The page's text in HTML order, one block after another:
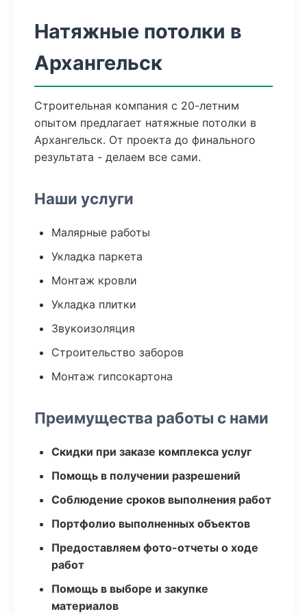
Натяжные потолки в
Архангельск
Строительная компания с 20-летним
опытом предлагает натяжные потолки в
Архангельск. От проекта до финального
результата - делаем все сами.
Наши услуги
Малярные работы
Укладка паркета
Монтаж кровли
Укладка плитки
Звукоизоляция
Строительство заборов
Монтаж гипсокартона
Преимущества работы с нами
Скидки при заказе комплекса услуг
Помощь в получении разрешений
Соблюдение сроков выполнения работ
Портфолио выполненных объектов
Предоставляем фото-отчеты о ходе
работ
Помощь в выборе и закупке
материалов